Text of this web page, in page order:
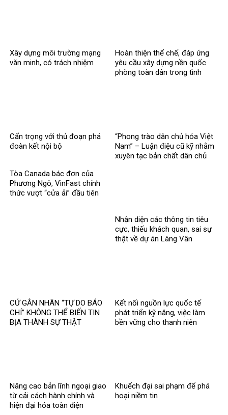
Xây dựng môi trường mạng
văn minh, có trách nhiệm
Hoàn thiện thể chế, đáp ứng
yêu cầu xây dựng nền quốc
phòng toàn dân trong tình
Cẩn trọng với thủ đoạn phá
đoàn kết nội bộ
“Phong trào dân chủ hóa Việt
Nam” – Luận điệu cũ kỹ nhằm
xuyên tạc bản chất dân chủ
Tòa Canada bác đơn của
Phương Ngô, VinFast chính
thức vượt “cửa ải” đầu tiên
Nhận diện các thông tin tiêu
cực, thiếu khách quan, sai sự
thật về dự án Làng Vân
CỨ GẮN NHÃN “TỰ DO BÁO
CHÍ” KHÔNG THỂ BIẾN TIN
BỊA THÀNH SỰ THẬT
Kết nối nguồn lực quốc tế
phát triển kỹ năng, việc làm
bền vững cho thanh niên
Nâng cao bản lĩnh ngoại giao
từ cải cách hành chính và
hiện đại hóa toàn diện
Khuếch đại sai phạm để phá
hoại niềm tin